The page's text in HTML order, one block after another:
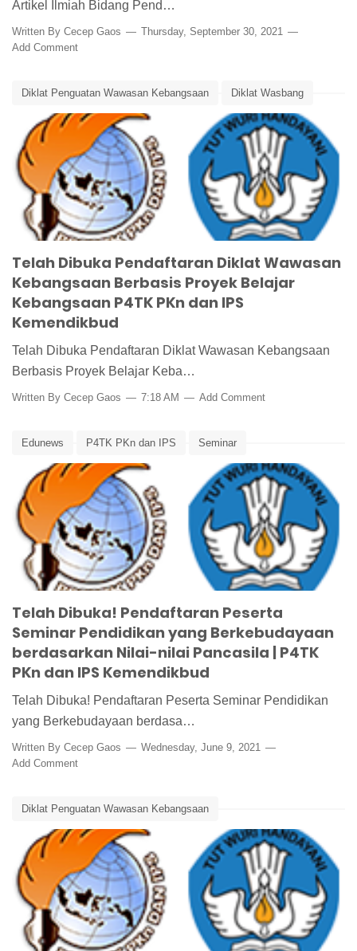
Artikel Ilmiah Bidang Pend…
Written By Cecep Gaos
Thursday, September 30, 2021
Add Comment
Diklat Penguatan Wawasan Kebangsaan Diklat Wasbang
Diklat Wasbang Berbasis Proyek Edunews
P4TK PKn dan IPS
Telah Dibuka Pendaftaran Diklat Wawasan
Kebangsaan Berbasis Proyek Belajar
Kebangsaan P4TK PKn dan IPS
Kemendikbud
Telah Dibuka Pendaftaran Diklat Wawasan Kebangsaan
Berbasis Proyek Belajar Keba…
Written By Cecep Gaos 7:18 AM Add Comment
Edunews P4TK PKn dan IPS Seminar
Seminar Pendidikan dan Kebudayaan Berdasarkan Nilai-nilai
Pancasila
Telah Dibuka! Pendaftaran Peserta
Seminar Pendidikan yang Berkebudayaan
berdasarkan Nilai-nilai Pancasila | P4TK
PKn dan IPS Kemendikbud
Telah Dibuka! Pendaftaran Peserta Seminar Pendidikan
yang Berkebudayaan berdasa…
Written By Cecep Gaos
Wednesday, June 9, 2021
Add Comment
Diklat Penguatan Wawasan Kebangsaan
Diklat Wasbang Angkatan 6 dan 7 Edunews Kemendikbud
P4TK PKn dan IPS Workshop Pembelajaran